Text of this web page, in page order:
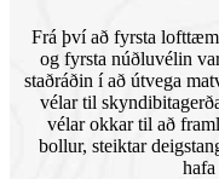
Frá því að fyrsta
og fyrsta núðluvélin
staðráðin í að útvega
vélar til
vélar okkar til að
bollur, steiktar